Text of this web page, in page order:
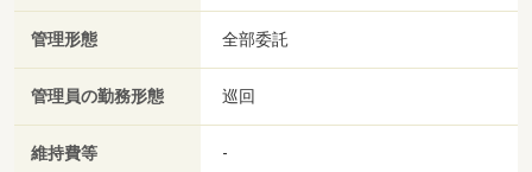
管理形態 全部委託
管理員の勤務形態 巡回
維持費等 -